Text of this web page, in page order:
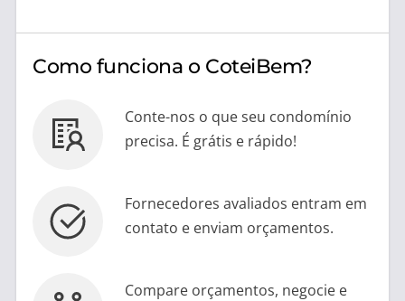
Como funciona o CoteiBem?
Conte-nos o que seu condomínio
precisa. É grátis e rápido!
Fornecedores avaliados entram em
contato e enviam orçamentos.
Compare orçamentos, negocie e